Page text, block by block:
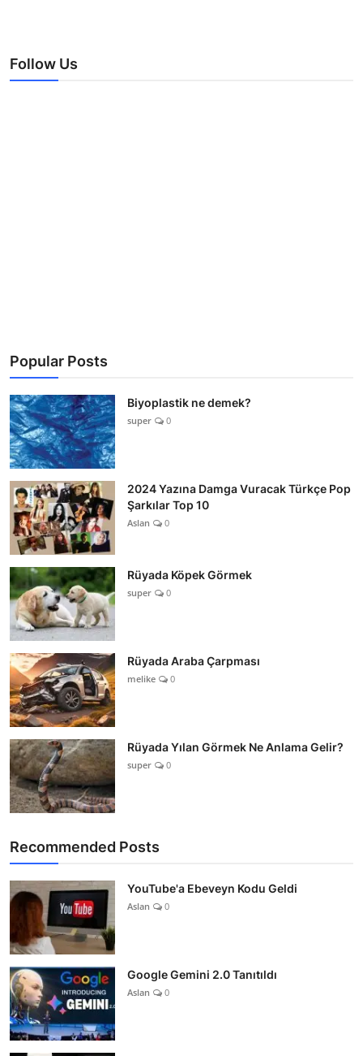
Follow Us
Popular Posts
Biyoplastik ne demek?
super 0
2024 Yazına Damga Vuracak Türkçe Pop
Şarkılar Top 10
Aslan 0
Rüyada Köpek Görmek
super 0
Rüyada Araba Çarpması
melike 0
Rüyada Yılan Görmek Ne Anlama Gelir?
super 0
Recommended Posts
YouTube'a Ebeveyn Kodu Geldi
Aslan 0
Google Gemini 2.0 Tanıtıldı
Aslan 0